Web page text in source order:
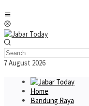
to
content
7 August 2026
Home
Bandung Raya